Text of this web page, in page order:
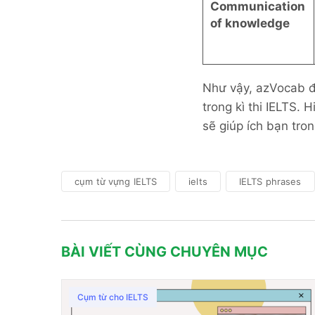
Communication
of knowledge
Như vậy, azVocab
trong kì thi IELTS.
sẽ giúp ích bạn
cụm từ vựng IELTS ielts IELTS phrases
BÀI VIẾT CÙNG CHUYÊN MỤC
Cụm từ cho IELTS